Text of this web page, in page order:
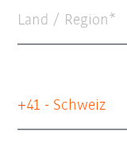
Land / Region*
+41 - Schweiz